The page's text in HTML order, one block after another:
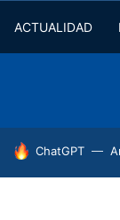
ACTUALIDAD
HOY SE
ChatGPT